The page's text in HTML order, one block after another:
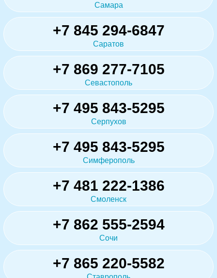
Самара
+7 845 294-6847
Саратов
+7 869 277-7105
Севастополь
+7 495 843-5295
Серпухов
+7 495 843-5295
Симферополь
+7 481 222-1386
Смоленск
+7 862 555-2594
Сочи
+7 865 220-5582